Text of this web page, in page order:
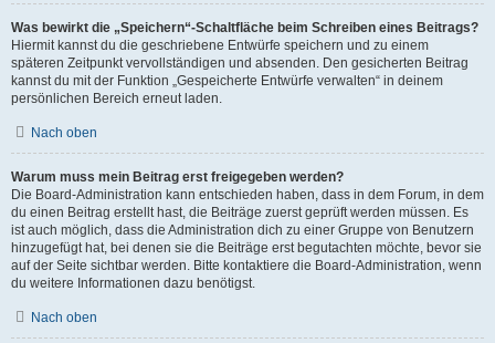
Was bewirkt die „Speichern“-Schaltfläche beim Schreiben eines Beitrags?
Hiermit kannst du die geschriebene Entwürfe speichern und zu einem
späteren Zeitpunkt vervollständigen und absenden. Den gesicherten Beitrag
kannst du mit der Funktion „Gespeicherte Entwürfe verwalten“ in deinem
persönlichen Bereich erneut laden.
Nach oben
Warum muss mein Beitrag erst freigegeben werden?
Die Board-Administration kann entschieden haben, dass in dem Forum, in dem
du einen Beitrag erstellt hast, die Beiträge zuerst geprüft werden müssen. Es
ist auch möglich, dass die Administration dich zu einer Gruppe von Benutzern
hinzugefügt hat, bei denen sie die Beiträge erst begutachten möchte, bevor sie
auf der Seite sichtbar werden. Bitte kontaktiere die Board-Administration, wenn
du weitere Informationen dazu benötigst.
Nach oben